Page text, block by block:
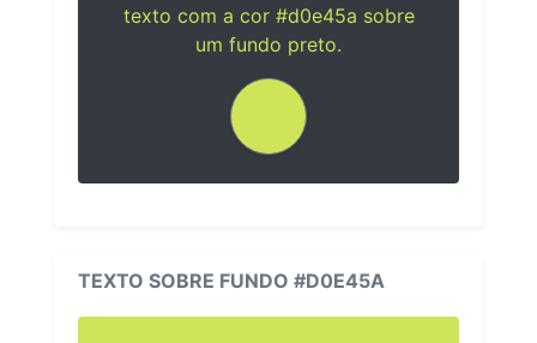
texto com a cor #d0e45a sobre
um fundo preto.
TEXTO SOBRE FUNDO #D0E45A